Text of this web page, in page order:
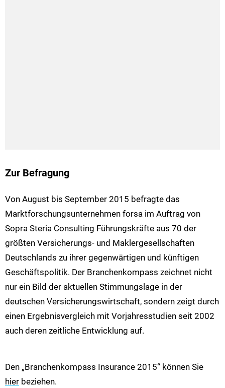
Zur Befragung
Von August bis September 2015 befragte das
Marktforschungsunternehmen forsa im Auftrag von
Sopra Steria Consulting Führungskräfte aus 70 der
größten Versicherungs- und Maklergesellschaften
Deutschlands zu ihrer gegenwärtigen und künftigen
Geschäftspolitik. Der Branchenkompass zeichnet nicht
nur ein Bild der aktuellen Stimmungslage in der
deutschen Versicherungswirtschaft, sondern zeigt durch
einen Ergebnisvergleich mit Vorjahresstudien seit 2002
auch deren zeitliche Entwicklung auf.
Den „Branchenkompass Insurance 2015“ können Sie
hier beziehen.